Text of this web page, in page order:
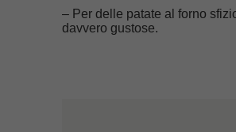
– Per delle patate al forno
davvero gustose.